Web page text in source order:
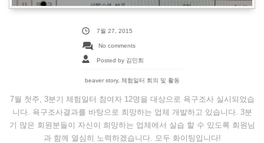
7월 27, 2015
No comments
Posted by 김민희
beaver story, 체험일터 회의 및 활동
7월 첫주, 3분기 체험일터 참여자 12명을 대상으로 욕구조사 실시되었습
니다. 욕구조사결과를 바탕으로 희망하는 업체 개발하고 있습니다. 3분
기 많은 회원분들이 자신이 희망하는 업체에서 실습 할 수 있도록 회원님
과 함께 열심히 노력하겠습니다. 모두 화이팅입니다!